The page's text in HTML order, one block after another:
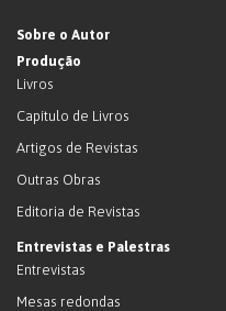
Sobre o Autor
Produção
Livros
Capítulo de Livros
Artigos de Revistas
Outras Obras
Editoria de Revistas
Entrevistas e Palestras
Entrevistas
Mesas redondas